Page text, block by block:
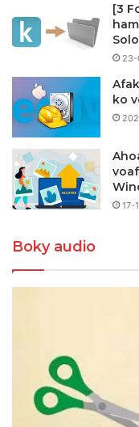
[3
ko
17-
Boky audio